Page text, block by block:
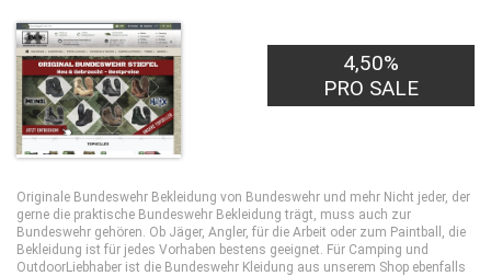
4,50%
PRO SALE
Originale Bundeswehr Bekleidung von Bundeswehr und mehr Nicht jeder, der
gerne die praktische Bundeswehr Bekleidung trägt, muss auch zur
Bundeswehr gehören. Ob Jäger, Angler, für die Arbeit oder zum Paintball, die
Bekleidung ist für jedes Vorhaben bestens geeignet. Für Camping und
OutdoorLiebhaber ist die Bundeswehr Kleidung aus unserem Shop ebenfalls